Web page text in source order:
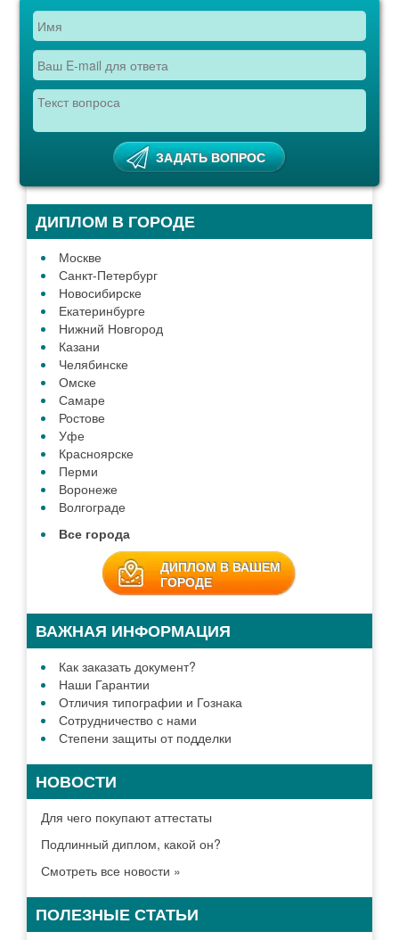
ДИПЛОМ В ГОРОДЕ
Москве
Санкт-Петербург
Новосибирске
Екатеринбурге
Нижний Новгород
Казани
Челябинске
Омске
Самаре
Ростове
Уфе
Красноярске
Перми
Воронеже
Волгограде
Все города
ДИПЛОМ В ВАШЕМ
ГОРОДЕ
ВАЖНАЯ ИНФОРМАЦИЯ
Как заказать документ?
Наши Гарантии
Отличия типографии и Гознака
Сотрудничество с нами
Степени защиты от подделки
НОВОСТИ
Для чего покупают аттестаты
Подлинный диплом, какой он?
Смотреть все новости »
ПОЛЕЗНЫЕ СТАТЬИ